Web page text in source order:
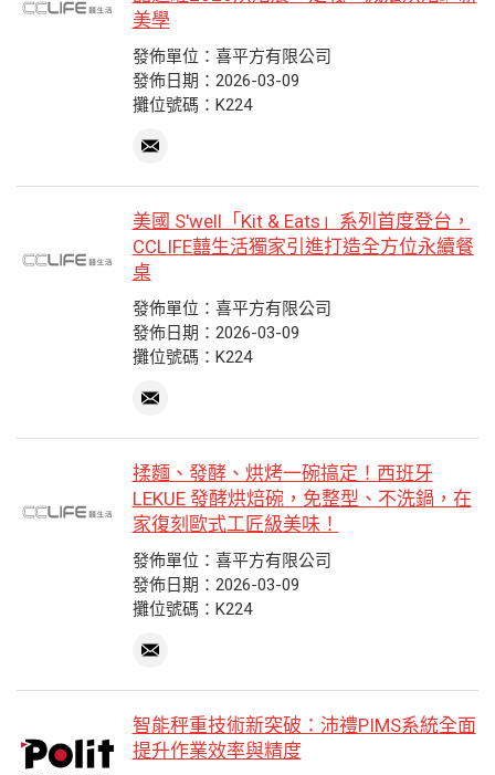
美學
發佈單位：喜平方有限公司
發佈日期：2026-03-09
攤位號碼：K224
美國 S'well「Kit & Eats」系列首度登台，
CCLIFE囍生活獨家引進打造全方位永續餐
桌
發佈單位：喜平方有限公司
發佈日期：2026-03-09
攤位號碼：K224
揉麵、發酵、烘烤一碗搞定！西班牙
LEKUE 發酵烘焙碗，免整型、不洗鍋，在
家復刻歐式工匠級美味！
發佈單位：喜平方有限公司
發佈日期：2026-03-09
攤位號碼：K224
智能秤重技術新突破：沛禮PIMS系統全面
提升作業效率與精度